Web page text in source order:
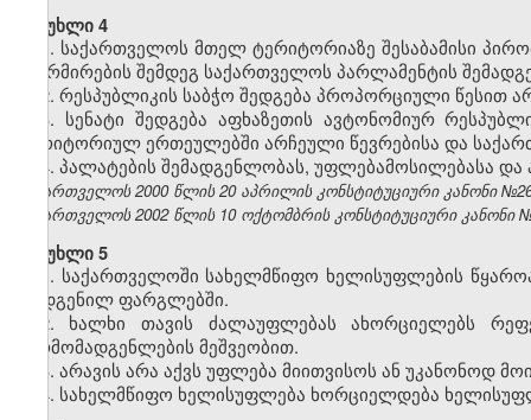
მუხლი 4
1. საქართველოს მთელ ტერიტორიაზე შესაბამისი
ფორმირების შემდეგ საქართველოს პარლამენტის
2. რესპუბლიკის საბჭო შედგება პროპორციული წესით
3. სენატი შედგება აფხაზეთის ავტონომიურ
ტერიტორიულ ერთეულებში არჩეული წევრებისა და
4. პალატების შემადგენლობას, უფლებამოსილებასა
საქართველოს 2000 წლის 20 აპრილის კონსტიტუციური კანონი
საქართველოს 2002 წლის 10 ოქტომბრის კონსტიტუციური კანონი
მუხლი 5
1. საქართველოში სახელმწიფო ხელისუფლების
დადგენილ ფარგლებში.
2. ხალხი თავის ძალაუფლებას ახორციელებს
წარმომადგენლების მეშვეობით.
3. არავის არა აქვს უფლება მიითვისოს ან უკანონოდ
4. სახელმწიფო ხელისუფლება ხორციელდება